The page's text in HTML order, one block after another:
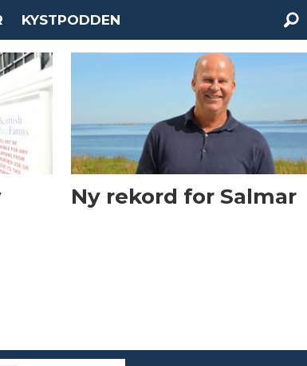
KYSTPODDEN
Ny rekord for Salmar